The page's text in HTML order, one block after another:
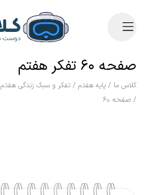
صفحه ۶۰ تفکر هفتم
کلاس ما / پایه هفتم / تفکر و سبک زندگی هفتم
/ صفحه ۶۰